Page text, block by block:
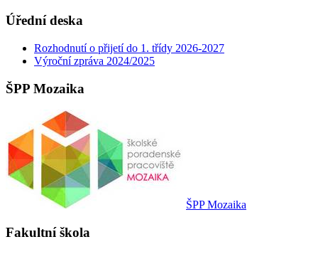
Úřední deska
Rozhodnutí o přijetí do 1. třídy 2026-2027
Výroční zpráva 2024/2025
ŠPP Mozaika
ŠPP Mozaika
Fakultní škola